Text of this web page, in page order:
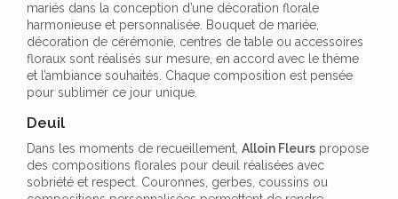
mariés dans la conception d’une décoration florale
harmonieuse et personnalisée. Bouquet de mariée,
décoration de cérémonie, centres de table ou accessoires
floraux sont réalisés sur mesure, en accord avec le thème
et l’ambiance souhaités. Chaque composition est pensée
pour sublimer ce jour unique.
Deuil
Dans les moments de recueillement, Alloin Fleurs propose
des compositions florales pour deuil réalisées avec
sobriété et respect. Couronnes, gerbes, coussins ou